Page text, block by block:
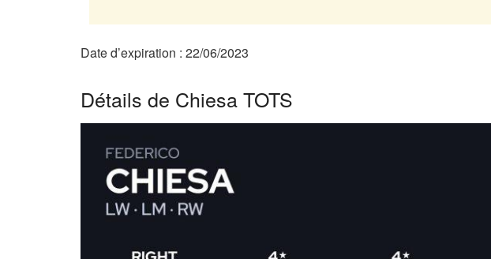
Date d’expiration : 22/06/2023
Détails de Chiesa TOTS